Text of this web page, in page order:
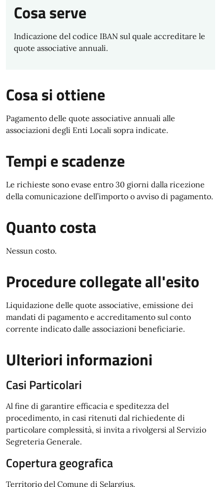
Cosa serve
Indicazione del codice IBAN sul quale accreditare le
quote associative annuali.
Cosa si ottiene
Pagamento delle quote associative annuali alle
associazioni degli Enti Locali sopra indicate.
Tempi e scadenze
Le richieste sono evase entro 30 giorni dalla ricezione
della comunicazione dell’importo o avviso di pagamento.
Quanto costa
Nessun costo.
Procedure collegate all'esito
Liquidazione delle quote associative, emissione dei
mandati di pagamento e accreditamento sul conto
corrente indicato dalle associazioni beneficiarie.
Ulteriori informazioni
Casi Particolari
Al fine di garantire efficacia e speditezza del
procedimento, in casi ritenuti dal richiedente di
particolare complessità, si invita a rivolgersi al Servizio
Segreteria Generale.
Copertura geografica
Territorio del Comune di Selargius.